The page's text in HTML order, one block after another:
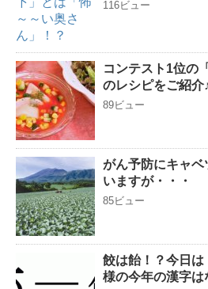
116ビュー
コンテスト1位の
のレシピをご紹介
89ビュー
がん予防にキャ
いますが・・・
85ビュー
餃は飴！？今日
様の今年の漢字は